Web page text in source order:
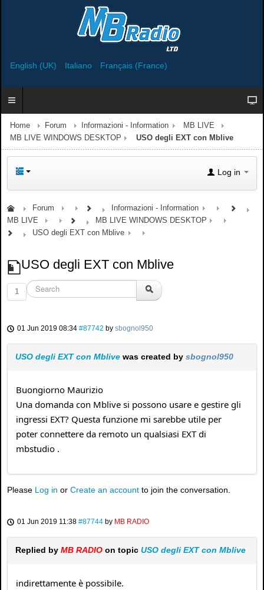
English (UK) Italiano Français (France)
Home Forum Informazioni - Information
MB LIVE
MB LIVE WINDOWS DESKTOP
USO degli EXT con Mblive
Log in
Forum
Informazioni - Information
MB LIVE
MB LIVE WINDOWS DESKTOP
USO degli EXT con Mblive
USO degli EXT con Mblive
1
01 Jun 2019 08:34 #87742 by sbognol950
USO degli EXT con Mblive was created by sbognol950
Buongiorno Maurizio
Una domanda con Mblive si possono usare e gestire gli
ingressi EXT? Questa funzione mi sarebbe utile per
poter connettere da remoto un qualsiasi EXT di
mbstudio .
Please Log in or Create an account to join the conversation.
01 Jun 2019 11:38 #87744 by MB RADIO
Replied by MB RADIO on topic USO degli EXT con Mblive
indirettamente è possibile.